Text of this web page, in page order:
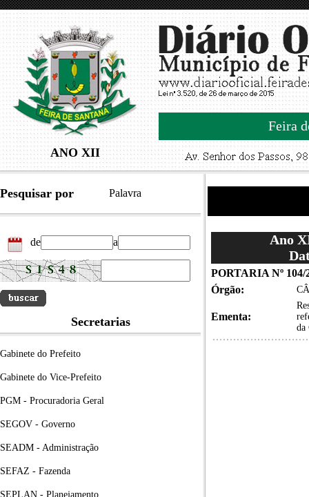
ANO XII
Feira
Pesquisar por Palavra
de a
Secretarias
Gabinete do Prefeito
Gabinete do Vice-Prefeito
PGM - Procuradoria Geral
SEGOV - Governo
SEADM - Administração
SEFAZ - Fazenda
SEPLAN - Planejamento
Ano
PORTARIA Nº 104/
Órgão:
Ementa:
da